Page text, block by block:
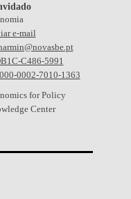
e-mail
C486-5991
0002-7010-1363
for Policy
Center